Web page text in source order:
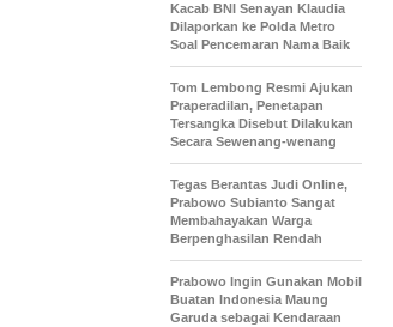
Kacab BNI Senayan Klaudia
Dilaporkan ke Polda Metro
Soal Pencemaran Nama Baik
Tom Lembong Resmi Ajukan
Praperadilan, Penetapan
Tersangka Disebut Dilakukan
Secara Sewenang-wenang
Tegas Berantas Judi Online,
Prabowo Subianto Sangat
Membahayakan Warga
Berpenghasilan Rendah
Prabowo Ingin Gunakan Mobil
Buatan Indonesia Maung
Garuda sebagai Kendaraan